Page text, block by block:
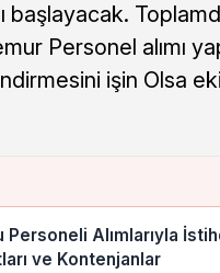
başlayacak.
Personel alımı
işin Olsa
Personeli Alımlarıyla
ve Kontenjanlar